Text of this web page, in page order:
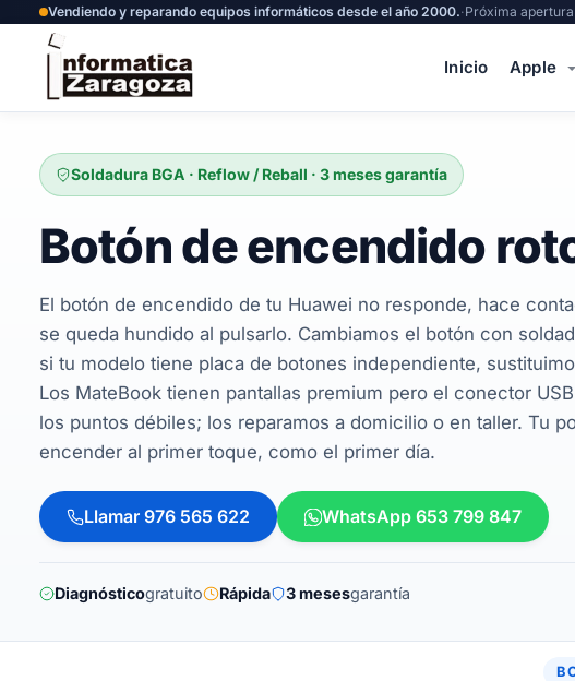
Vendiendo y reparando equipos informáticos desde el año 2000.·Próxima
Inicio Apple
Soldadura BGA · Reflow / Reball · 3 meses garantía
Botón de encendido
El botón de encendido de tu Huawei no responde, hace
se queda hundido al pulsarlo. Cambiamos el botón con
si tu modelo tiene placa de botones independiente,
Los MateBook tienen pantallas premium pero el conector
los puntos débiles; los reparamos a domicilio o en taller. Tu
encender al primer toque, como el primer día.
Llamar 976 565 622 WhatsApp 653 799 847
Diagnósticogratuito Rápida 3 mesesgarantía